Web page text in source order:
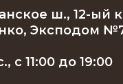
ш., 12-ый
Эксподом
с 11:00 до 19:00